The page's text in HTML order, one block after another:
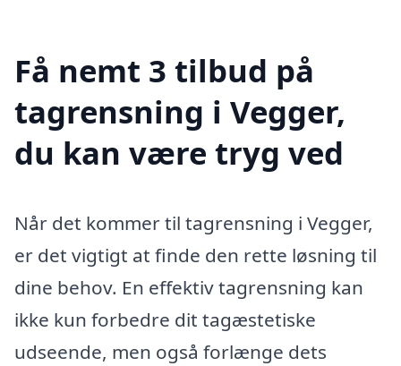
Få nemt 3 tilbud på
tagrensning i Vegger,
du kan være tryg ved
Når det kommer til tagrensning i Vegger,
er det vigtigt at finde den rette løsning til
dine behov. En effektiv tagrensning kan
ikke kun forbedre dit tagæstetiske
udseende, men også forlænge dets